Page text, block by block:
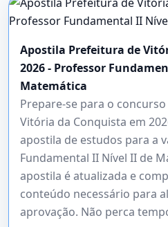
Apostila Prefeitura de
2026 - Professor
Matemática
Prepare-se para o
Vitória da Conquista em
apostila de estudos para a
Fundamental II Nível II de
apostila é atualizada e
conteúdo necessário para
aprovação. Não perca